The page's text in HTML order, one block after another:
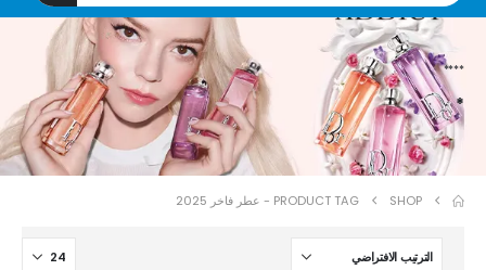
****
*
SHOP
PRODUCT TAG - عطر فاخر 2025